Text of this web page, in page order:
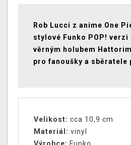
Rob Lucci z anime One
stylové Funko POP! verzi
věrným holubem
pro fanoušky a sběratele
Velikost: cca 10,9 cm
Materiál: vinyl